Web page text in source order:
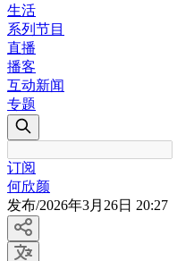
生活
系列节目
直播
播客
互动新闻
专题
订阅
何欣颜
发布/2026年3月26日 20:27